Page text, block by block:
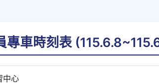
車時刻表
中心